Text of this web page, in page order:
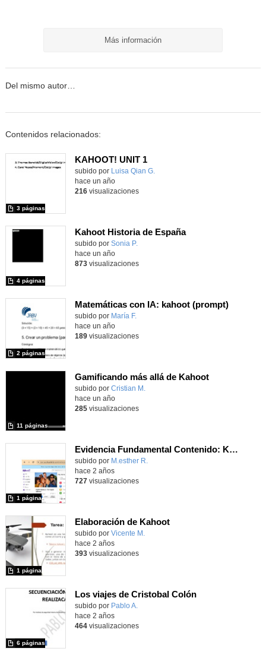
Más información
Del mismo autor…
Contenidos relacionados:
KAHOOT! UNIT 1
Contenido educativo.
subido por Luisa Qian G.
3 páginas
hace un año
216visualizaciones
Kahoot Historia de España
Contenido educativo.
subido por Sonia P.
4 páginas
hace un año
873visualizaciones
Matemáticas con IA: kahoot (prompt)
Contenido educativo.
subido por María F.
2 páginas
hace un año
189visualizaciones
Gamificando más allá de Kahoot
subido por Cristian M.
11 páginas
hace un año
285visualizaciones
Evidencia Fundamental Contenido: Kahoot Fopp Tema 3-Tu y los demás
Contenido educativo.
subido por M.esther R.
1 página
hace 2 años
727visualizaciones
Elaboración de Kahoot
Contenido educativo.
subido por Vicente M.
1 página
hace 2 años
393visualizaciones
Los viajes de Cristobal Colón
Contenido educativo.
subido por Pablo A.
6 páginas
hace 2 años
464visualizaciones